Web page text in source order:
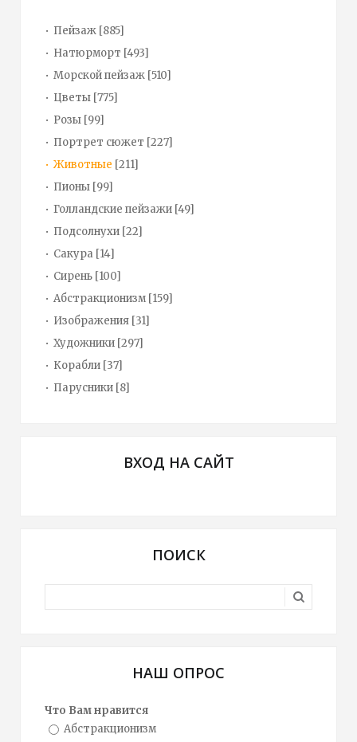
Пейзаж [885]
Натюрморт [493]
Морской пейзаж [510]
Цветы [775]
Розы [99]
Портрет сюжет [227]
Животные [211]
Пионы [99]
Голландские пейзажи [49]
Подсолнухи [22]
Сакура [14]
Сирень [100]
Абстракционизм [159]
Изображения [31]
Художники [297]
Корабли [37]
Парусники [8]
ВХОД НА САЙТ
ПОИСК
НАШ ОПРОС
Что Вам нравится
Абстракционизм